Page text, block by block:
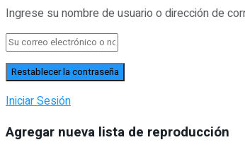
Ingrese su nombre de usuario o dirección de
Iniciar Sesión
Agregar nueva lista de reproducción